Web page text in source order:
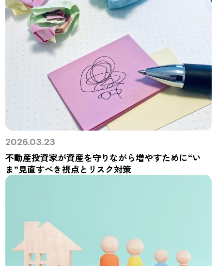
2026.03.23
不動産投資家が資産を守りながら増やすために“い
ま”見直すべき視点とリスク対策